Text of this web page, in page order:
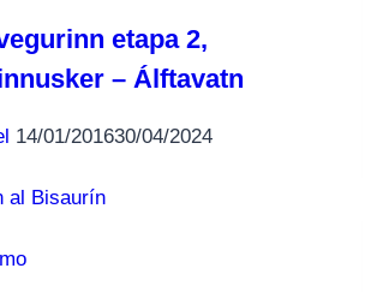
etapa 2,
– Álftavatn
14/01/201630/04/2024